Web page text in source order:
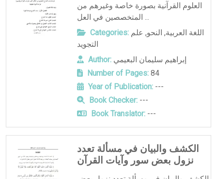
العلوم القرآنية بصورة خاصة وغيرهم من
المتخصصين في العل ...
Categories:
اللغة العربية, النحو, علم
التجويد
Author: إبراهيم سليمان البعيمي
Number of Pages:84
Year of Publication:---
Book Checker:---
Book Translator:---
الكشف والبيان في مسألة تعدد
نزول بعض سور وآيات القرآن